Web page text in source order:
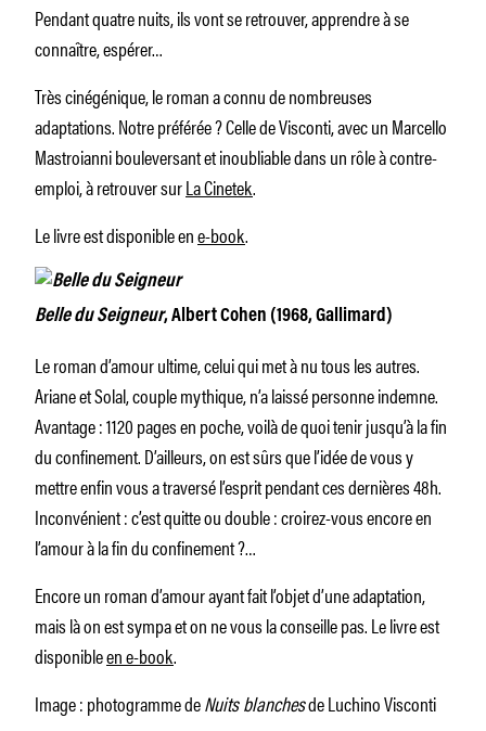
Pendant quatre nuits, ils vont se retrouver, apprendre à se
connaître, espérer…
Très cinégénique, le roman a connu de nombreuses
adaptations. Notre préférée ? Celle de Visconti, avec un Marcello
Mastroianni bouleversant et inoubliable dans un rôle à contre-
emploi, à retrouver surLa Cinetek.
Le livre est disponible ene-book.
Belle du Seigneur, Albert Cohen (1968, Gallimard)
Le roman d’amour ultime, celui qui met à nu tous les autres.
Ariane et Solal, couple mythique, n’a laissé personne indemne.
Avantage : 1120 pages en poche, voilà de quoi tenir jusqu’à la fin
du confinement. D’ailleurs, on est sûrs que l’idée de vous y
mettre enfin vous a traversé l’esprit pendant ces dernières 48h.
Inconvénient : c’est quitte ou double : croirez-vous encore en
l’amour à la fin du confinement ?…
Encore un roman d’amour ayant fait l’objet d’une adaptation,
mais là on est sympa et on ne vous la conseille pas. Le livre est
disponibleen e-book.
Image : photogramme deNuits blanchesde Luchino Visconti